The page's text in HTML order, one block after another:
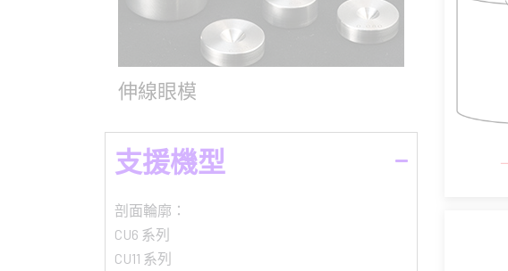
伸線眼模
支援機型
剖面輪廓：
CU6 系列
CU11 系列